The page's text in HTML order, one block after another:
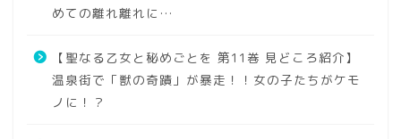
めての離れ離れに…
【聖なる乙女と秘めごとを 第11巻 見どころ紹介】
温泉街で「獣の奇蹟」が暴走！！女の子たちがケモ
ノに！？